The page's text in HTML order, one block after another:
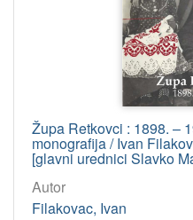
Župa Retkovci : 1898. –
monografija / Ivan
[glavni urednici Slavko
Autor
Filakovac, Ivan